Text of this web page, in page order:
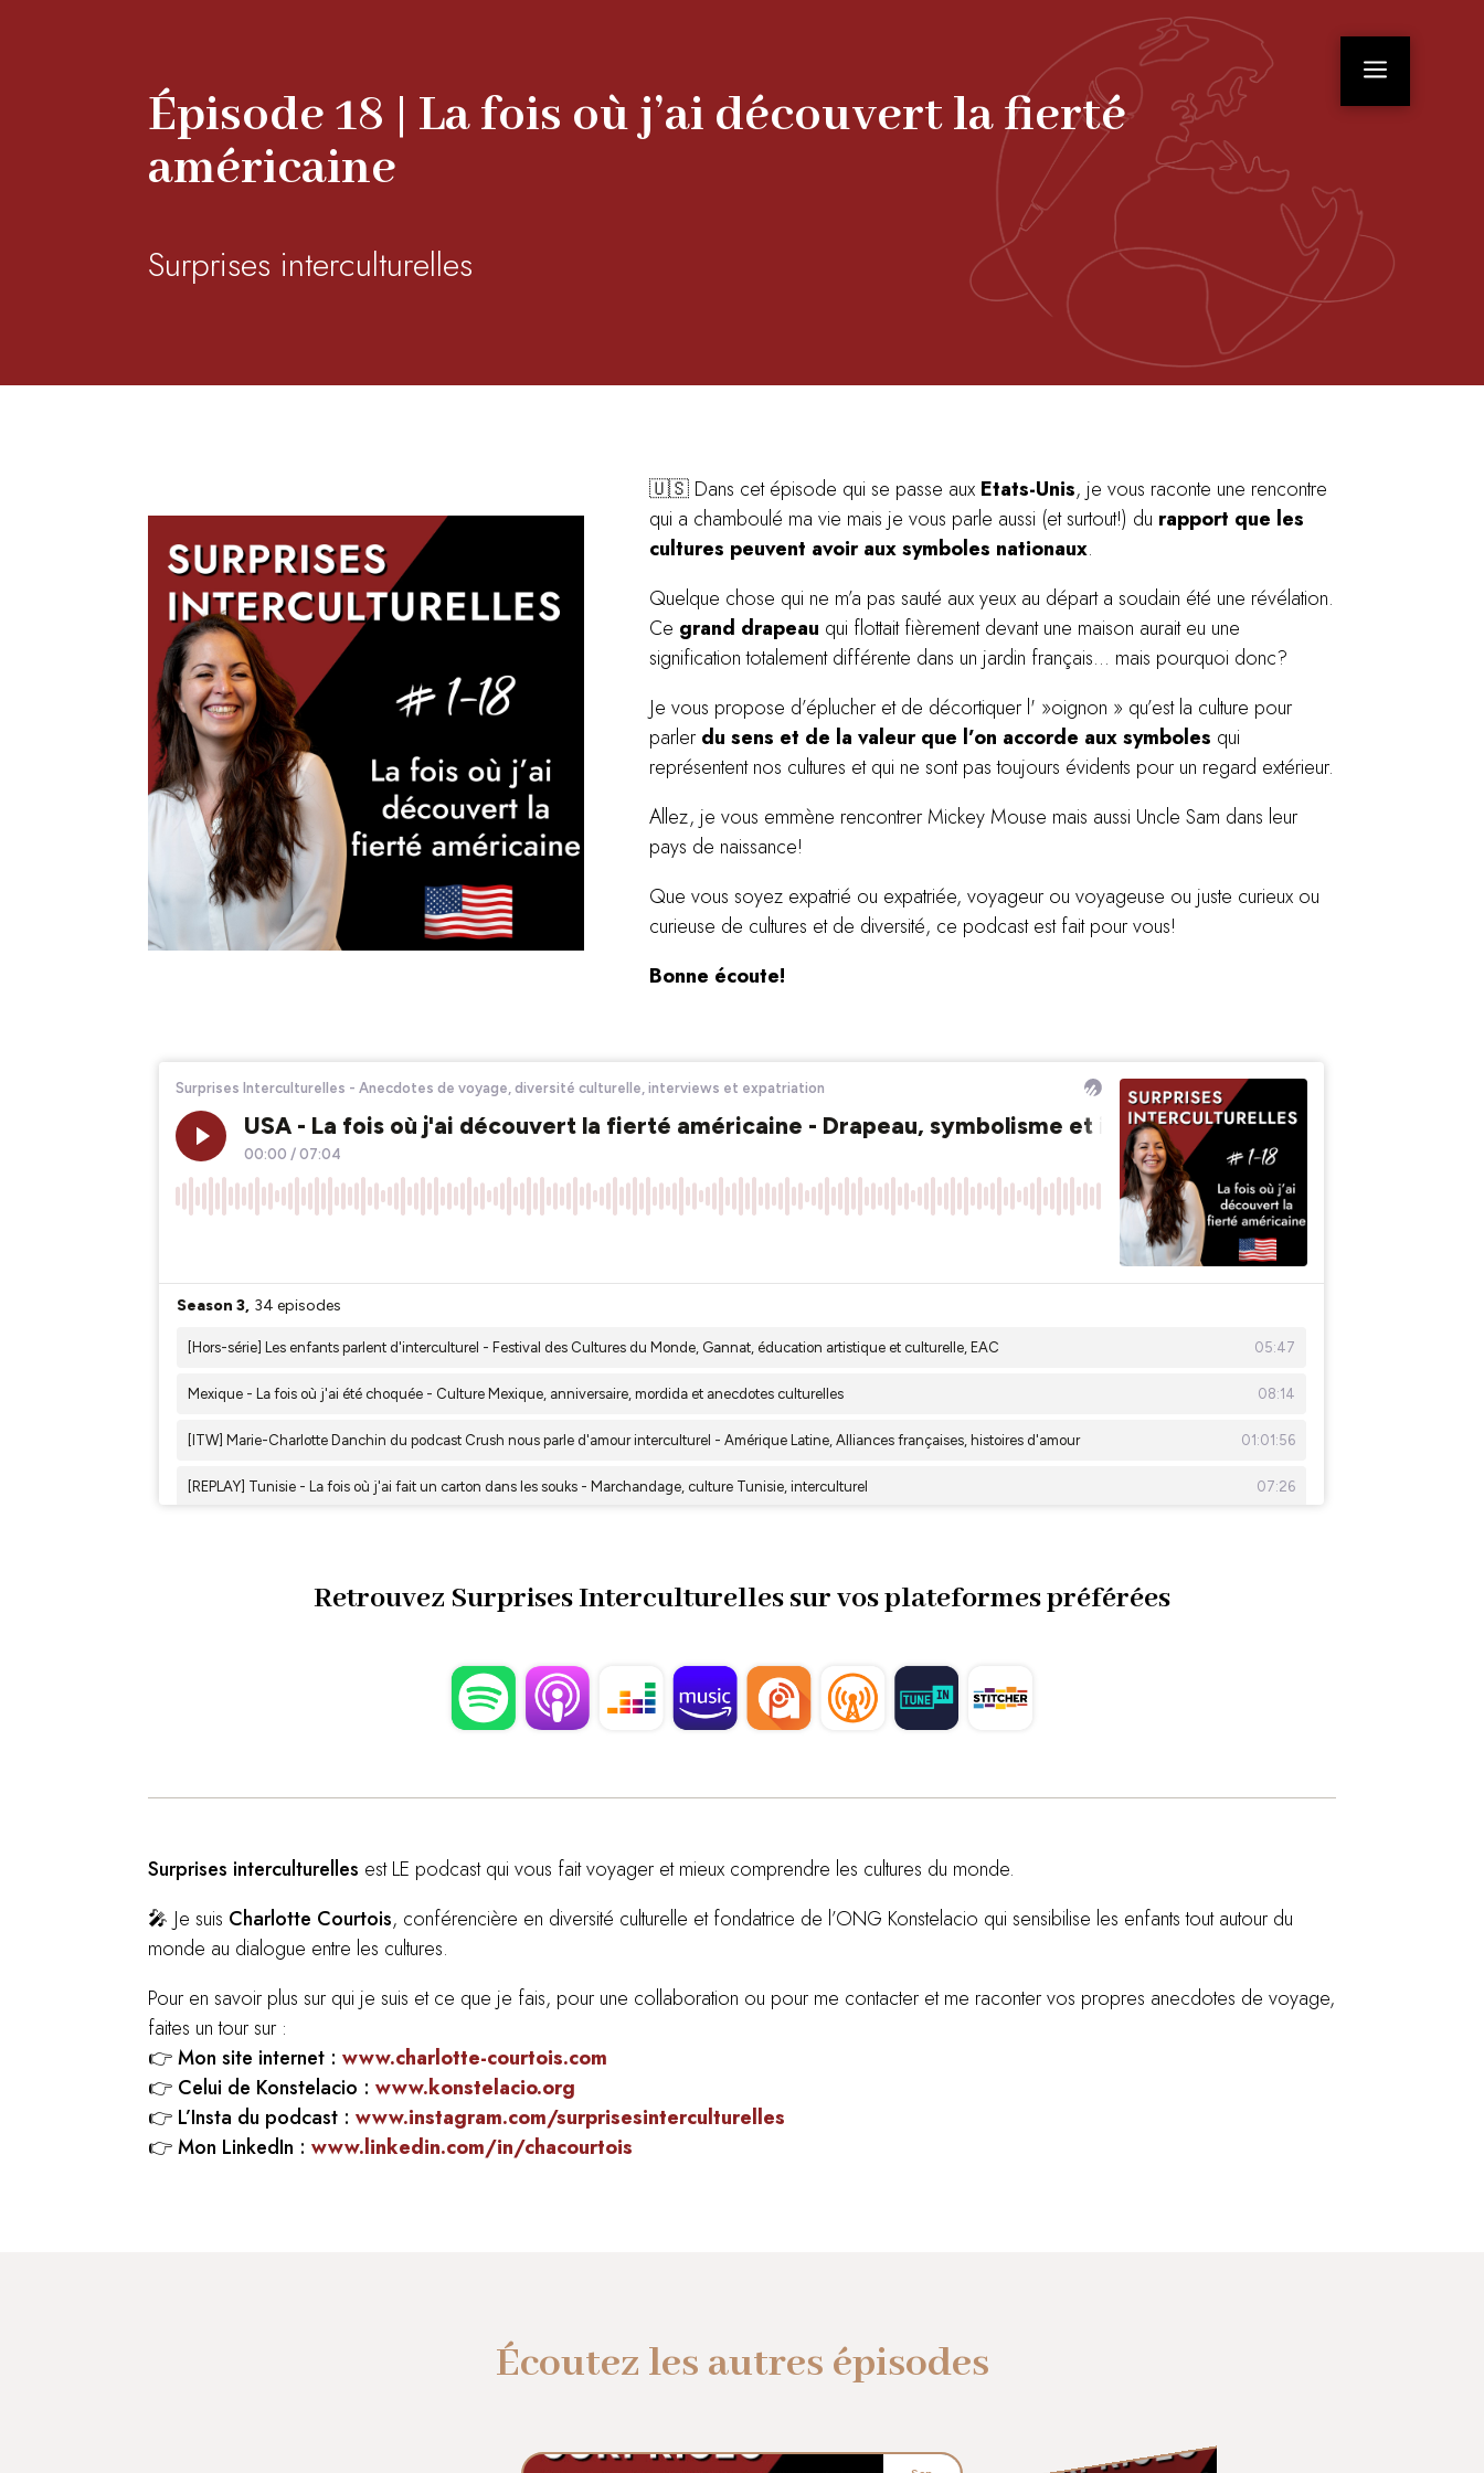
a
Épisode 18 | La fois où j’ai découvert la fierté
américaine
Surprises interculturelles
🇺🇸 Dans cet épisode qui se passe aux Etats-Unis, je vous raconte une rencontre
qui a chamboulé ma vie mais je vous parle aussi (et surtout!) du rapport que les
cultures peuvent avoir aux symboles nationaux.
Quelque chose qui ne m’a pas sauté aux yeux au départ a soudain été une révélation.
Ce grand drapeau qui flottait fièrement devant une maison aurait eu une
signification totalement différente dans un jardin français… mais pourquoi donc?
Je vous propose d’éplucher et de décortiquer l' »oignon » qu’est la culture pour
parler du sens et de la valeur que l’on accorde aux symboles qui
représentent nos cultures et qui ne sont pas toujours évidents pour un regard extérieur.
Allez, je vous emmène rencontrer Mickey Mouse mais aussi Uncle Sam dans leur
pays de naissance!
Que vous soyez expatrié ou expatriée, voyageur ou voyageuse ou juste curieux ou
curieuse de cultures et de diversité, ce podcast est fait pour vous!
Bonne écoute!
Retrouvez Surprises Interculturelles sur vos plateformes préférées
Surprises interculturelles est LE podcast qui vous fait voyager et mieux comprendre les cultures du monde.
🎤 Je suis Charlotte Courtois, conférencière en diversité culturelle et fondatrice de l’ONG Konstelacio qui sensibilise les enfants tout autour du
monde au dialogue entre les cultures.
Pour en savoir plus sur qui je suis et ce que je fais, pour une collaboration ou pour me contacter et me raconter vos propres anecdotes de voyage,
faites un tour sur :
👉Mon site internet : www.charlotte-courtois.com
👉 Celui de Konstelacio : www.konstelacio.org
👉 L’Insta du podcast : www.instagram.com/surprisesinterculturelles
👉Mon LinkedIn : www.linkedin.com/in/chacourtois
Écoutez les autres épisodes